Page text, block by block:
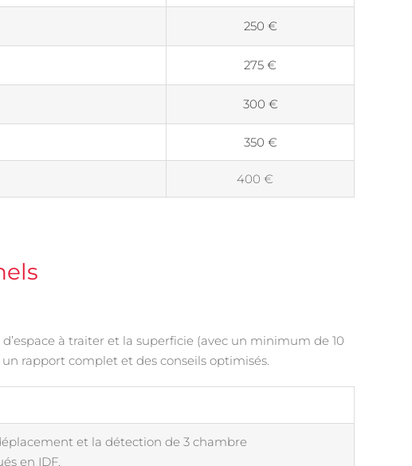
250 €
275 €
300 €
350 €
400 €
à traiter et la superficie (avec un minimum de 10
rapport complet et des conseils optimisés.
et la détection de 3 chambre
en IDF.